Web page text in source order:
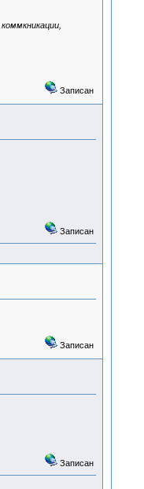
Записан
Записан
Записан
Записан